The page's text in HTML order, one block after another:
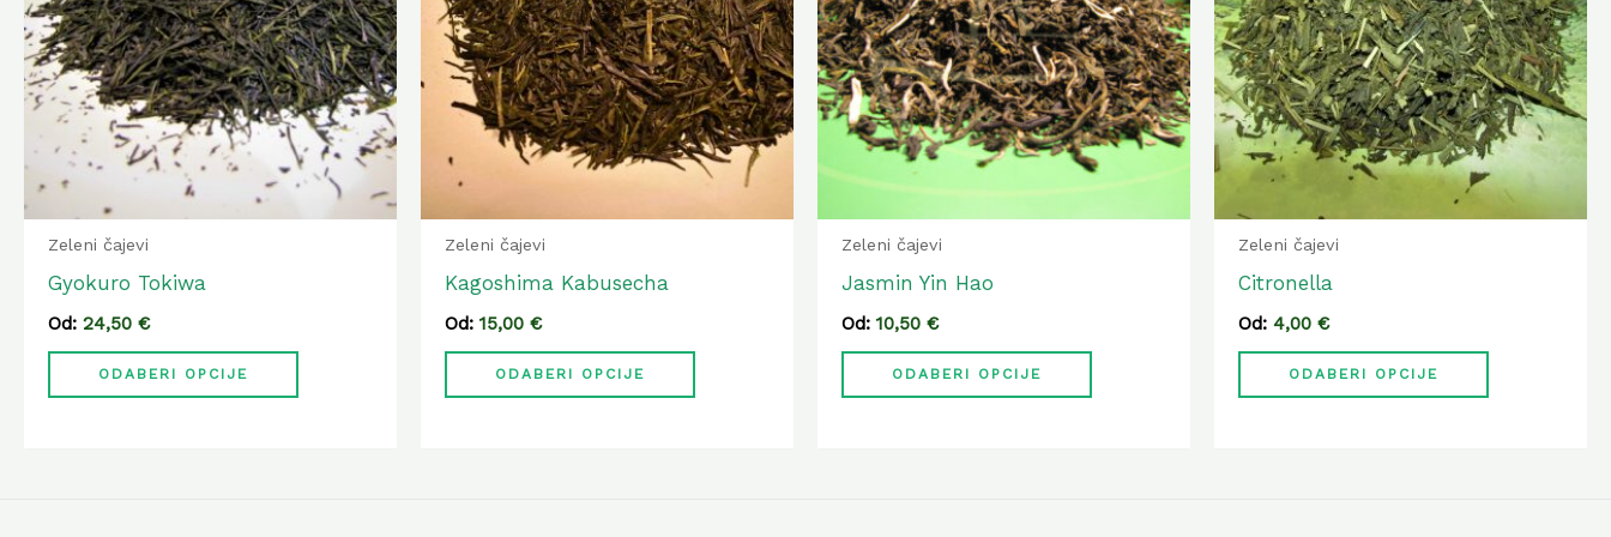
Zeleni čajevi
Gyokuro Tokiwa
Od: 24,50 €
ODABERI OPCIJE
varijanti.
Opcije
se
mogu
odabrati
Zeleni čajevi
Kagoshima Kabusecha
Od: 15,00 €
ODABERI OPCIJE
varijanti.
Opcije
se
mogu
odabrati
Zeleni čajevi
Jasmin Yin Hao
Od: 10,50 €
ODABERI OPCIJE
varijanti.
Opcije
se
mogu
odabrati
Zeleni čajevi
Citronella
Od: 4,00 €
ODABERI OPCIJE
varijanti.
Opcije
se
mogu
odabrati
na